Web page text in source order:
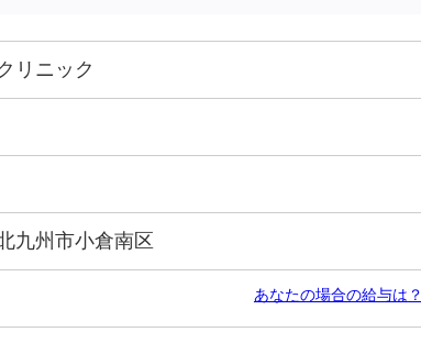
リニック
九州市小倉南区
あなたの場合の給与は？